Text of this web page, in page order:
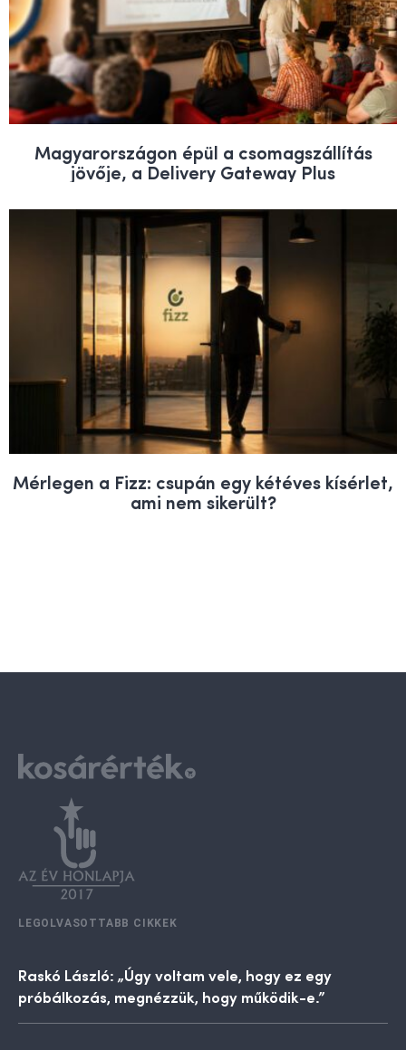
Magyarországon épül a csomagszállítás
jövője, a Delivery Gateway Plus
Mérlegen a Fizz: csupán egy kétéves kísérlet,
ami nem sikerült?
LEGOLVASOTTABB CIKKEK
Raskó László: „Úgy voltam vele, hogy ez egy
próbálkozás, megnézzük, hogy működik-e.”